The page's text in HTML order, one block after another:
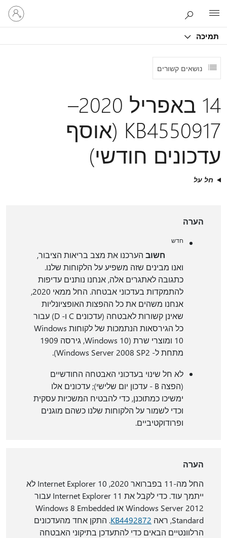
תמיכה
היכנס
לחשבון
שלך
נושאים קשורים
14 באפריל 2020–
KB4550917 (אוסף
עדכונים חודשי)
חל על
הערה
חדש
חשובהערכנו את מצב בריאות הציבור,
ואנו מבינים שזה משפיע על הלקוחות שלנו.
כתגובה לאתגרים אלה, אנחנו נותנים עדיפות
להתמקדות בעדכוני אבטחה. החל ממאי 2020,
אנחנו משהים את כל ההפצות האופציונליות
שאינן קשורות לאבטחה (עדכונים C ו- D) עבור
כל הגירסאות הנתמכות של לקוחות Windows
10 ומוצרי שרת (Windows 10, גירסה 1909
מתחת ל- Windows Server 2008 SP2).
לא חל שינוי בעדכוני האבטחה החודשיים
(הפצה B - עדכון יום שלישי); עדכונים אלו
ימשיכו כמתוכנן, כדי להבטיח המשכיות עסקית
וכדי לשמור על הלקוחות שלנו כשהם מוגנים
ופרודוקטיביים.
הערה
החל מה-11 בפברואר 2020, Internet Explorer 10 לא
ייתמך עוד. כדי לקבל את Internet Explorer 11 עבור
Windows Server 2012 או Windows 8 Embedded
Standard, ראה
KB4492872. התקן אחד מהעדכונים
הרלוונטיים הבאים כדי להתעדכן בתיקוני האבטחה